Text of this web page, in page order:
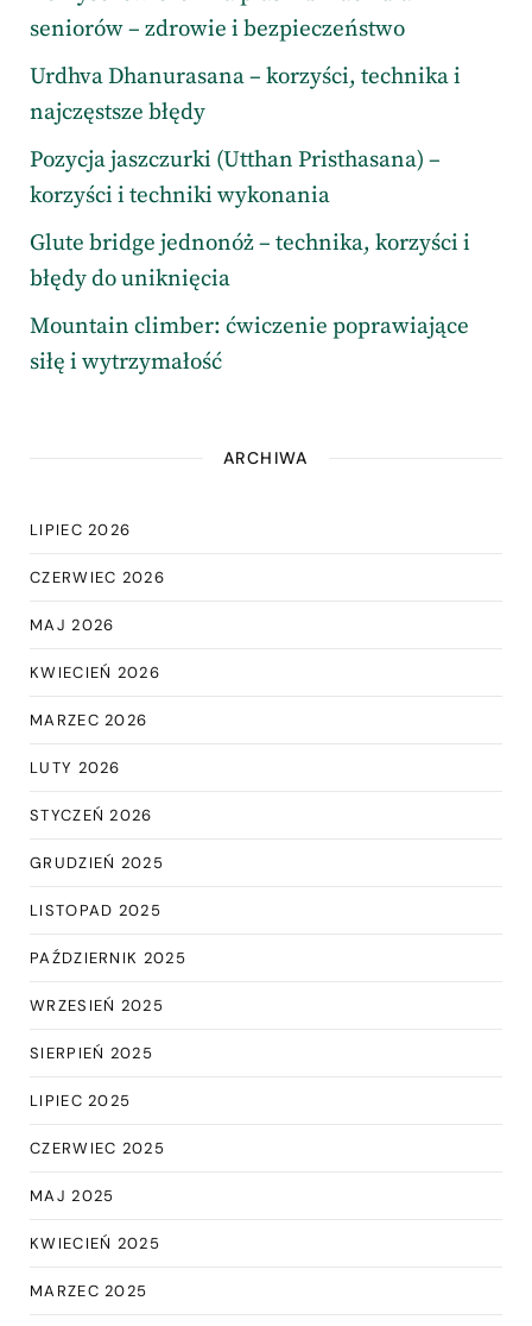
seniorów – zdrowie i bezpieczeństwo
Urdhva Dhanurasana – korzyści, technika i
najczęstsze błędy
Pozycja jaszczurki (Utthan Pristhasana) –
korzyści i techniki wykonania
Glute bridge jednonóż – technika, korzyści i
błędy do uniknięcia
Mountain climber: ćwiczenie poprawiające
siłę i wytrzymałość
ARCHIWA
LIPIEC 2026
CZERWIEC 2026
MAJ 2026
KWIECIEŃ 2026
MARZEC 2026
LUTY 2026
STYCZEŃ 2026
GRUDZIEŃ 2025
LISTOPAD 2025
PAŹDZIERNIK 2025
WRZESIEŃ 2025
SIERPIEŃ 2025
LIPIEC 2025
CZERWIEC 2025
MAJ 2025
KWIECIEŃ 2025
MARZEC 2025